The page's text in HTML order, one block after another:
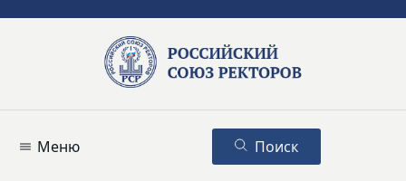
Меню Поиск